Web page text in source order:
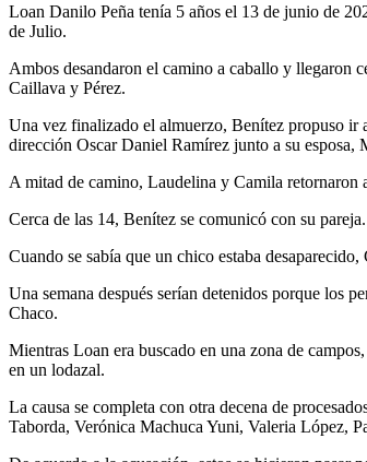
Loan Danilo Peña tenía 5 años el 13 de junio de
de Julio.
Ambos desandaron el camino a caballo y llegaron
Caillava y Pérez.
Una vez finalizado el almuerzo, Benítez propuso ir
dirección Oscar Daniel Ramírez junto a su
A mitad de camino, Laudelina y Camila retornaron
Cerca de las 14, Benítez se comunicó con su
Cuando se sabía que un chico estaba
Una semana después serían detenidos porque los
Chaco.
Mientras Loan era buscado en una zona de
en un lodazal.
La causa se completa con otra decena de
Taborda, Verónica Machuca Yuni, Valeria López,